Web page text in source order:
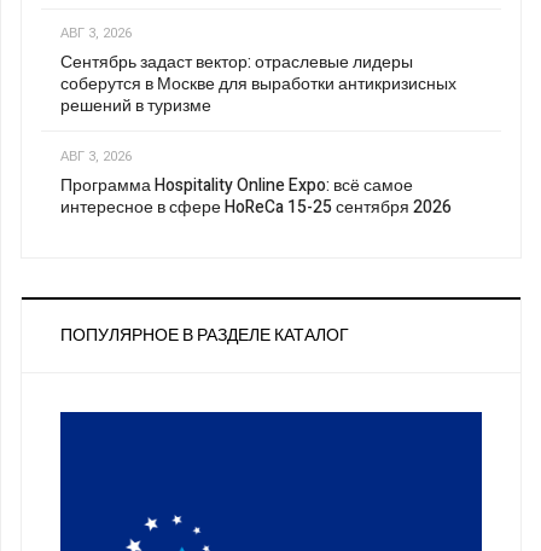
АВГ 3, 2026
Сентябрь задаст вектор: отраслевые лидеры
соберутся в Москве для выработки антикризисных
решений в туризме
АВГ 3, 2026
Программа Hospitality Online Expo: всё самое
интересное в сфере HoReCa 15-25 сентября 2026
ПОПУЛЯРНОЕ В РАЗДЕЛЕ КАТАЛОГ